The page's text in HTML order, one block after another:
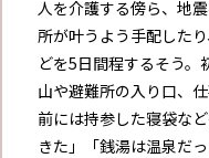
人を介護する傍ら、地
所が叶うよう手配した
どを5日間程するそう
山や避難所の入り口、
前には持参した寝袋な
きた」「銭湯は温泉だ